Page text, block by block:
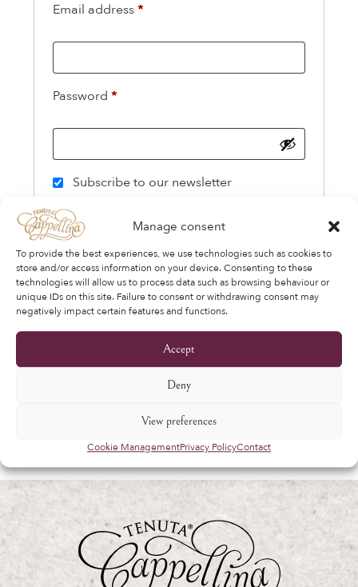
Manage consent
To provide the best experiences, we use technologies such as cookies to
store and/or access information on your device. Consenting to these
technologies will allow us to process data such as browsing behaviour or
unique IDs on this site. Failure to consent or withdrawing consent may
negatively impact certain features and functions.
Accept
Deny
View preferences
Cookie ManagementPrivacy PolicyContact
Email address*
Password *
Subscribe to our newsletter
- Please tick this box to confirm you are 18
years or older
I tuoi dati personali saranno utilizzati per
supportare la tua esperienza su questo sito
web, per gestire l’accesso al tuo account e
per altri scopi descritti nel nostroprivacy